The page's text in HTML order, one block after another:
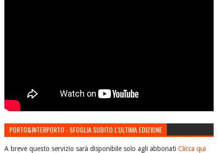
PORTO&INTERPORTO - SFOGLIA SUBITO L'ULTIMA EDIZIONE
A breve questo servizio sarà disponibile solo agli abbonati Clicca qui